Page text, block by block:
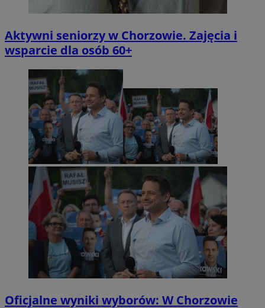
Aktywni seniorzy w Chorzowie. Zajęcia i
wsparcie dla osób 60+
Oficjalne wyniki wyborów: W Chorzowie